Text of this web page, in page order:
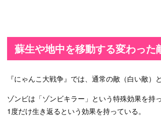
蘇生や地中を移動する変わった
『にゃんこ大戦争』では、通常の敵（白い敵）
ゾンビは「ゾンビキラー」という特殊効果を持
1度だけ生き返るという効果を持っている。